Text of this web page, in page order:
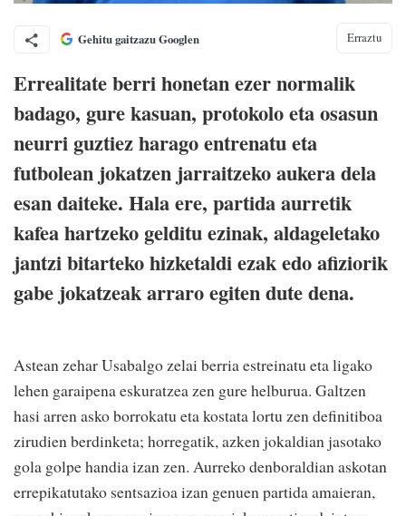
Gehitu gaitzazu Googlen Erraztu
Errealitate berri honetan ezer normalik
badago, gure kasuan, protokolo eta osasun
neurri guztiez harago entrenatu eta
futbolean jokatzen jarraitzeko aukera dela
esan daiteke. Hala ere, partida aurretik
kafea hartzeko gelditu ezinak, aldageletako
jantzi bitarteko hizketaldi ezak edo afiziorik
gabe jokatzeak arraro egiten dute dena.
Astean zehar Usabalgo zelai berria estreinatu eta ligako
lehen garaipena eskuratzea zen gure helburua. Galtzen
hasi arren asko borrokatu eta kostata lortu zen definitiboa
zirudien berdinketa; horregatik, azken jokaldian jasotako
gola golpe handia izan zen. Aurreko denboraldian askotan
errepikatutako sentsazioa izan genuen partida amaieran,